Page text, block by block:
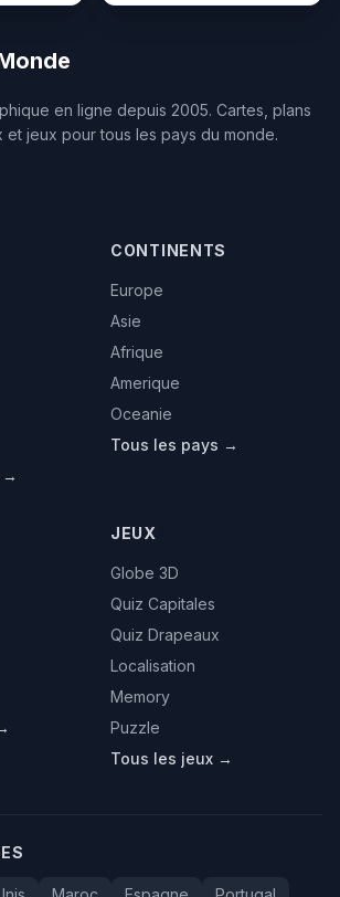
en ligne depuis 2005. Cartes, plans
jeux pour tous les pays du monde.
→
CONTINENTS
Europe
Asie
Afrique
Amerique
Oceanie
Tous les pays →
JEUX
Globe 3D
Quiz Capitales
Quiz Drapeaux
Localisation
Memory
Puzzle
Tous les jeux →